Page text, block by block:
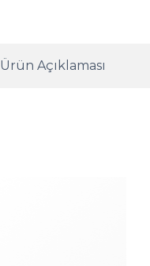
Ürün Açıklaması